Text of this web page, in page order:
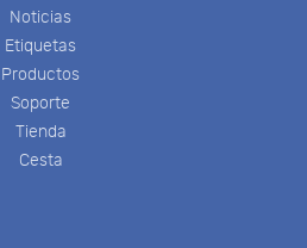
Noticias
Etiquetas
Productos
Soporte
Tienda
Cesta